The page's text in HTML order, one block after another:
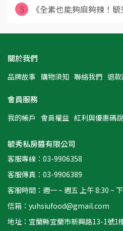
5
《全素也能夠麻夠辣！
關於我們
品牌故事 購物須知 聯絡我們 退
會員服務
我的帳戶 會員權益 紅利與優惠碼
毓秀私房醬有限公司
客服專線：03-9906358
客服傳真：03-9906389
客服時間：週一 ~ 週五 上午 8:30 ~
信箱：yuhsiufood@gmail.com
地址：宜蘭縣宜蘭市新興路13-1號1